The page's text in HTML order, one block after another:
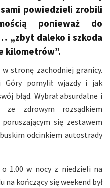
powiedzieli zrobili
ponieważ do
„zbyt daleko i szkoda
kilometrów”.
stronę zachodniej granicy.
Góry pomylił wjazdy i jak
błąd. Wybrał absurdalne i
zdrowym rozsądkiem
się zestawem
odcinkiem autostrady
o 1.00 w nocy z niedzieli na
na kończący się weekend był